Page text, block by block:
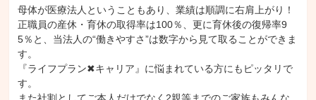
母体が医療法人ということもあり、業績は順調に右肩上がり！
正職員の産休・育休の取得率は100％、更に育休後の復帰率9
5％と、当法人の“働きやすさ”は数字から見て取ることができま
す。
『ライフプラン✖キャリア』に悩まれている方にもピッタリで
す。